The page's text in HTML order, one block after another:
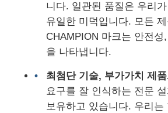
니다. 일관된 품질은 우리
유일한 미덕입니다. 모든 제
CHAMPION 마크는 안전성
을 나타냅니다.
최첨단 기술, 부가가치 제
요구를 잘 인식하는 전문
보유하고 있습니다. 우리는